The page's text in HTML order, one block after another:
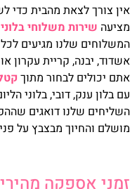
אין צורך לצאת מהבית כדי
מציעה שירות משלוחי
המשלוחים שלנו מגיעים לכל
אשדוד, יבנה, קריית עקרון
אתם יכולים לבחור מתוך
עם בלון ענק, דובי, בלוני
השליחים שלנו דואגים
מושלם והחיוך מבצבץ על
זמני אספקה